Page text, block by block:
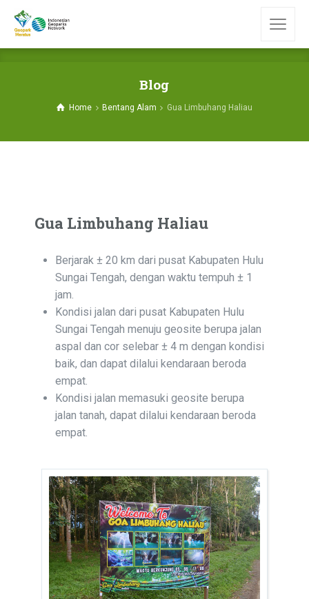
Blog
Home Bentang Alam Gua Limbuhang Haliau
Gua Limbuhang Haliau
Berjarak ± 20 km dari pusat Kabupaten Hulu
Sungai Tengah, dengan waktu tempuh ± 1
jam.
Kondisi jalan dari pusat Kabupaten Hulu
Sungai Tengah menuju geosite berupa jalan
aspal dan cor selebar ± 4 m dengan kondisi
baik, dan dapat dilalui kendaraan beroda
empat.
Kondisi jalan memasuki geosite berupa
jalan tanah, dapat dilalui kendaraan beroda
empat.